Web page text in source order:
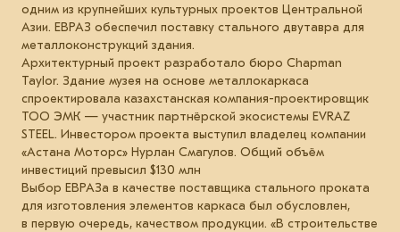
одним из крупнейших культурных проектов Центральной
Азии. ЕВРАЗ обеспечил поставку стального двутавра для
металлоконструкций здания.
Архитектурный проект разработало бюро Chapman
Taylor. Здание музея на основе металлокаркаса
спроектировала казахстанская компания-проектировщик
ТОО ЭМК — участник партнёрской экосистемы EVRAZ
STEEL. Инвестором проекта выступил владелец компании
«Астана Моторс» Нурлан Смагулов. Общий объём
инвестиций превысил $130 млн
Выбор ЕВРАЗа в качестве поставщика стального проката
для изготовления элементов каркаса был обусловлен,
в первую очередь, качеством продукции. «В строительстве